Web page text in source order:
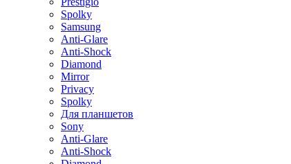
Spolky
Samsung
Anti-Glare
Anti-Shock
Diamond
Mirror
Privacy
Spolky
Для планшетов
Sony
Anti-Glare
Anti-Shock